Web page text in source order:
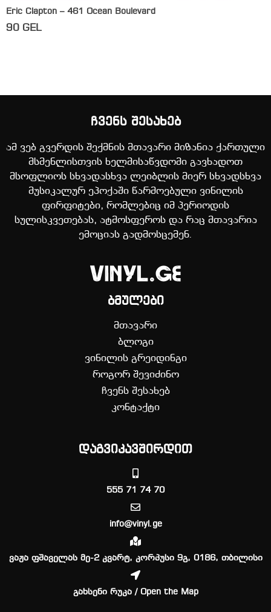
Eric Clapton – 461 Ocean Boulevard
90 GEL
ჩვენს შესახებ
ამ ვებ გვერდის შექმნის მთავარი მიზანია ქართული
მსმენლისთვის ხელმისაწვდომი გავხადოთ
მსოფლიოს სხვადასხვა ლეიბლის მიერ სხვადსხვა
მუსიკალურ ეპოქაში წარმოებული ვინილის
ფირფიტები, რომლებიც იმ პერიოდის
სულისკვეთებას, ატმოსფეროს და რაც მთავარია
ემოციას გადმოსცემენ.
ბმულები
მთავარი
ბლოგი
ვინილის გრეიდინგი
როგორ შევიძინო
ჩვენს შესახებ
კონტაქტი
დაგვიკავშირდით
555 71 74 70
info@vinyl.ge
ვაჟა ფშაველას მე-2 კვარტ, კორპუსი 9გ, 0186, თბილისი
გახსენი რუკა / Open the Map